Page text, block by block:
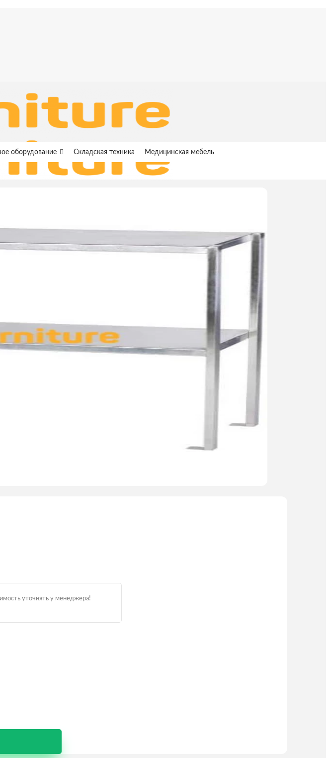
оборудование Складская техника Медицинская мебель
уточнять у менеджера!